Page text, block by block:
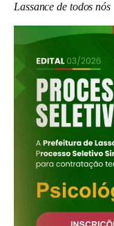
Lassance de todos nós